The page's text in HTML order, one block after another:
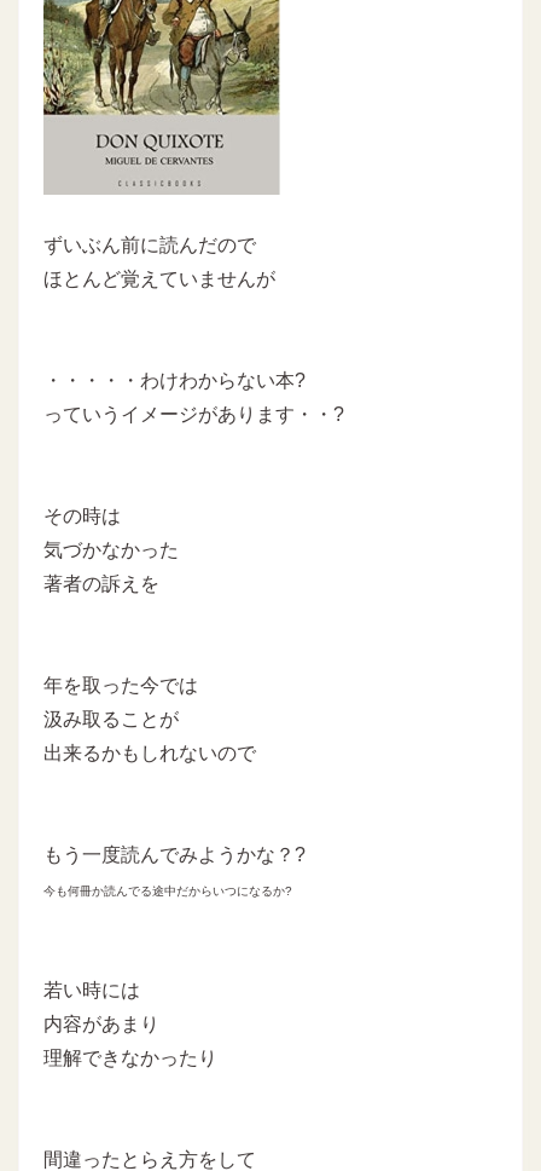
ずいぶん前に読んだので
ほとんど覚えていませんが
・・・・・わけわからない本?
っていうイメージがあります・・?
その時は
気づかなかった
著者の訴えを
年を取った今では
汲み取ることが
出来るかもしれないので
もう一度読んでみようかな？?
今も何冊か読んでる途中だからいつになるか?
若い時には
内容があまり
理解できなかったり
間違ったとらえ方をして